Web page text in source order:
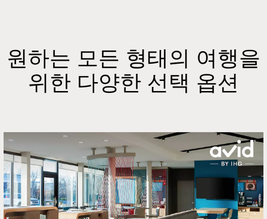
원하는 모든 형태의 여행을
위한 다양한 선택 옵션
Slide
of
20